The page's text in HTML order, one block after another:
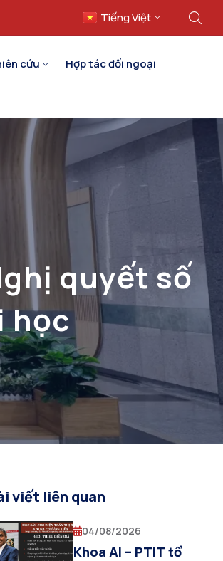
Tiếng Việt
English
cứu
Hợp tác đối ngoại
quyết số
học
viết liên quan
04/08/2026
Khoa AI – PTIT tổ